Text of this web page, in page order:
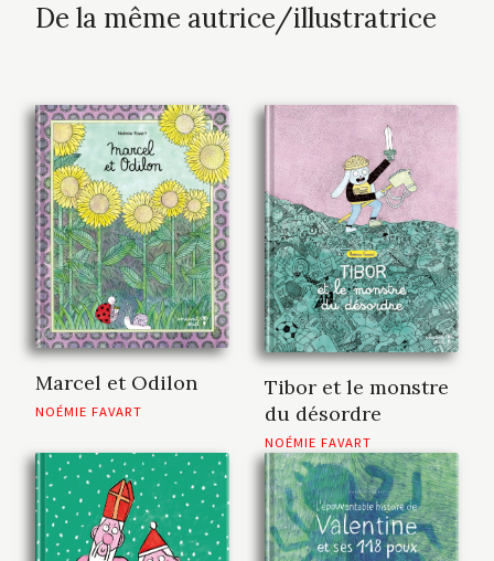
De la même autrice/illustratrice
Marcel et Odilon
NOÉMIE FAVART
Tibor et le monstre
du désordre
NOÉMIE FAVART